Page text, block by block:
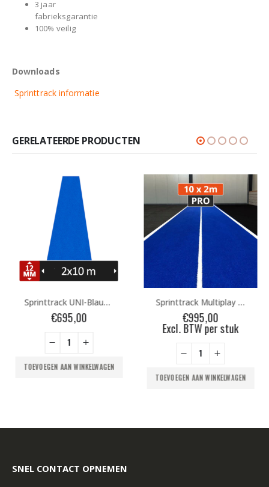
3 jaar
fabrieksgarantie
100% veilig
Downloads
Sprinttrack informatie
GERELATEERDE PRODUCTEN
Sprinttrack UNI-Blauw 2x10m
€695,00
TOEVOEGEN AAN WINKELWAGEN
Sprinttrack Multiplay PRO 10x2m Blauw
€995,00
Excl. BTW per stuk
TOEVOEGEN AAN WINKELWAGEN
SNEL CONTACT OPNEMEN